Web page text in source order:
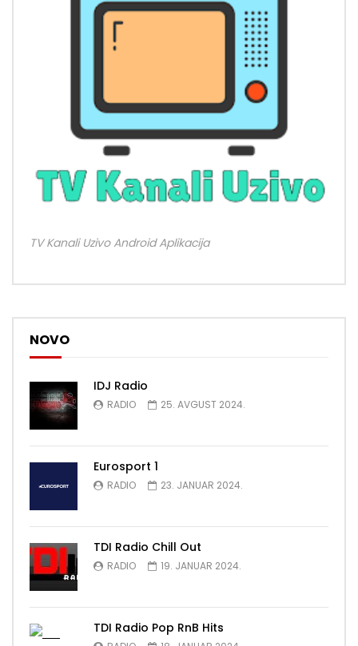
TV Kanali Uzivo Android Aplikacija
NOVO
IDJ Radio
RADIO 25. AVGUST 2024.
Eurosport 1
RADIO 23. JANUAR 2024.
TDI Radio Chill Out
RADIO 19. JANUAR 2024.
TDI Radio Pop RnB Hits